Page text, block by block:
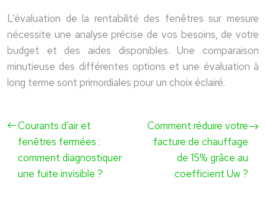
L’évaluation de la rentabilité des fenêtres sur mesure
nécessite une analyse précise de vos besoins, de votre
budget et des aides disponibles. Une comparaison
minutieuse des différentes options et une évaluation à
long terme sont primordiales pour un choix éclairé.
Courants d’air et
fenêtres fermées :
comment diagnostiquer
une fuite invisible ?
Comment réduire votre
facture de chauffage
de 15% grâce au
coefficient Uw ?